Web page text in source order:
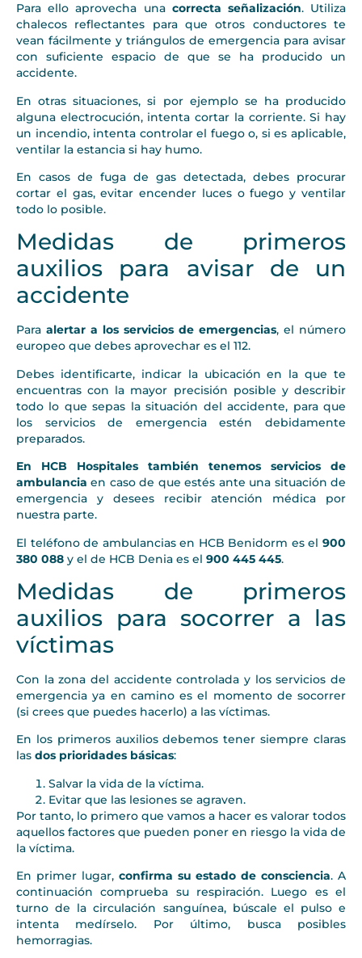
Para ello aprovecha una correcta señalización. Utiliza
chalecos reflectantes para que otros conductores te
vean fácilmente y triángulos de emergencia para avisar
con suficiente espacio de que se ha producido un
accidente.
En otras situaciones, si por ejemplo se ha producido
alguna electrocución, intenta cortar la corriente. Si hay
un incendio, intenta controlar el fuego o, si es aplicable,
ventilar la estancia si hay humo.
En casos de fuga de gas detectada, debes procurar
cortar el gas, evitar encender luces o fuego y ventilar
todo lo posible.
Medidas de primeros
auxilios para avisar de un
accidente
Para alertar a los servicios de emergencias, el número
europeo que debes aprovechar es el 112.
Debes identificarte, indicar la ubicación en la que te
encuentras con la mayor precisión posible y describir
todo lo que sepas la situación del accidente, para que
los servicios de emergencia estén debidamente
preparados.
En HCB Hospitales también tenemos servicios de
ambulancia en caso de que estés ante una situación de
emergencia y desees recibir atención médica por
nuestra parte.
El teléfono de ambulancias en HCB Benidorm es el 900
380 088 y el de HCB Denia es el 900 445 445.
Medidas de primeros
auxilios para socorrer a las
víctimas
Con la zona del accidente controlada y los servicios de
emergencia ya en camino es el momento de socorrer
(si crees que puedes hacerlo) a las víctimas.
En los primeros auxilios debemos tener siempre claras
las dos prioridades básicas:
Salvar la vida de la víctima.
Evitar que las lesiones se agraven.
Por tanto, lo primero que vamos a hacer es valorar todos
aquellos factores que pueden poner en riesgo la vida de
la víctima.
En primer lugar, confirma su estado de consciencia. A
continuación comprueba su respiración. Luego es el
turno de la circulación sanguínea, búscale el pulso e
intenta medírselo. Por último, busca posibles
hemorragias.